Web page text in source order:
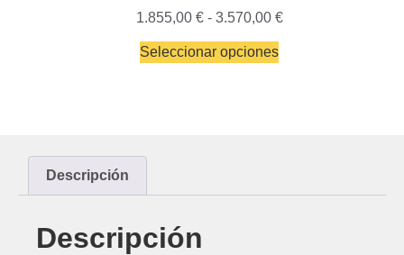
1.855,00 € - 3.570,00 €
Seleccionar opciones
Descripción
Descripción